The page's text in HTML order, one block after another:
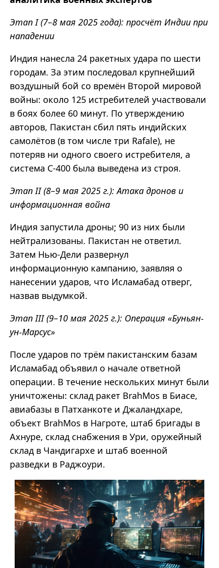
Этап I (7–8 мая 2025 года): просчёт Индии при
нападении
Индия нанесла 24 ракетных удара по шести
городам. За этим последовал крупнейший
воздушный бой со времён Второй мировой
войны: около 125 истребителей участвовали
в боях более 60 минут. По утверждению
авторов, Пакистан сбил пять индийских
самолётов (в том числе три Rafale), не
потеряв ни одного своего истребителя, а
система С-400 была выведена из строя.
Этап II (8–9 мая 2025 г.): Атака дронов и
информационная война
Индия запустила дроны; 90 из них были
нейтрализованы. Пакистан не ответил.
Затем Нью-Дели развернул
информационную кампанию, заявляя о
нанесении ударов, что Исламабад отверг,
назвав выдумкой.
Этап III (9–10 мая 2025 г.): Операция «Буньян-
ун-Марсус»
После ударов по трём пакистанским базам
Исламабад объявил о начале ответной
операции. В течение нескольких минут были
уничтожены: склад ракет BrahMos в Биасе,
авиабазы в Патханкоте и Джаландхаре,
объект BrahMos в Нагроте, штаб бригады в
Ахнуре, склад снабжения в Ури, оружейный
склад в Чандигархе и штаб военной
разведки в Раджоури.